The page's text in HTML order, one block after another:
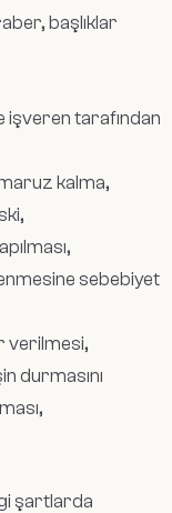
başlıklar
işveren tarafından
kalma,
sebebiyet
verilmesi,
durmasını
şartlarda